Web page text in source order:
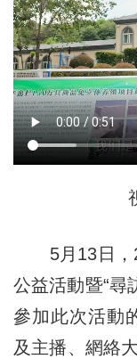
5月13日，
公益活動暨“尋
參加此次活動
及主播、網絡